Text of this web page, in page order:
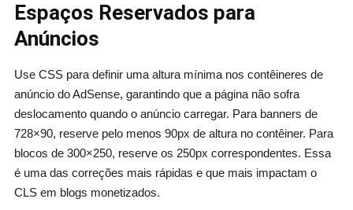
Espaços Reservados para
Anúncios
Use CSS para definir uma altura mínima nos contêineres de
anúncio do AdSense, garantindo que a página não sofra
deslocamento quando o anúncio carregar. Para banners de
728×90, reserve pelo menos 90px de altura no contêiner. Para
blocos de 300×250, reserve os 250px correspondentes. Essa
é uma das correções mais rápidas e que mais impactam o
CLS em blogs monetizados.